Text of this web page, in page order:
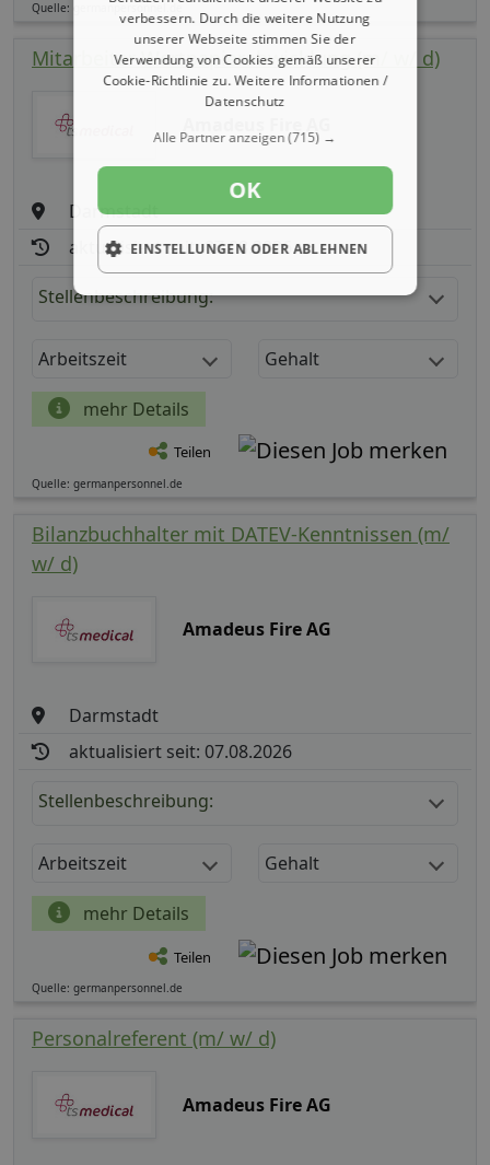
Quelle: germanpersonnel.de
Mitarbeiter Wertpapierabwicklung (m/ w/ d)
Darmstadt
aktualisiert seit: 07.08.2026
Stellenbeschreibung:
Arbeitszeit Gehalt
mehr Details
Teilen
Quelle: germanpersonnel.de
Bilanzbuchhalter mit DATEV-Kenntnissen (m/
w/ d)
Amadeus Fire AG
Darmstadt
aktualisiert seit: 07.08.2026
Stellenbeschreibung:
Arbeitszeit Gehalt
mehr Details
Teilen
Quelle: germanpersonnel.de
Personalreferent (m/ w/ d)
Amadeus Fire AG
verbessern. Durch die weitere Nutzung
unserer Webseite stimmen Sie der
Verwendung von Cookies gemäß unserer
Cookie-Richtlinie zu.Weitere Informationen /
Datenschutz
Alle Partner anzeigen(715) →
OK
EINSTELLUNGEN ODER ABLEHNEN